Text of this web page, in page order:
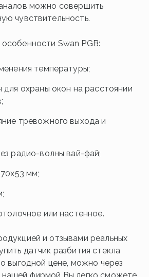
можно совершить
чувствительность.
Swan PGB:
температуры;
для охраны окон на расстоянии
тревожного выхода и
радио-волны вай-фай;
мм;
или настенное.
и отзывами реальных
датчик разбития стекла
выгодной цене, можно через